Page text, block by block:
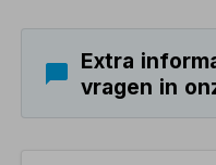
Extra
vragen in